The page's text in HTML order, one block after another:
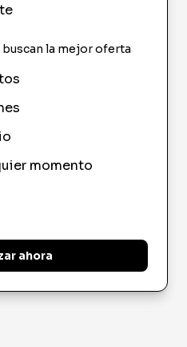
la mejor oferta
momento
ahora